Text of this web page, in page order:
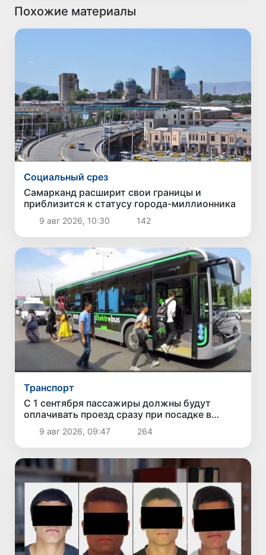
Похожие материалы
Социальный срез
Самарканд расширит свои границы и
приблизится к статусу города-миллионника
9 авг 2026, 10:30 142
Транспорт
С 1 сентября пассажиры должны будут
оплачивать проезд сразу при посадке в
автобус
9 авг 2026, 09:47 264